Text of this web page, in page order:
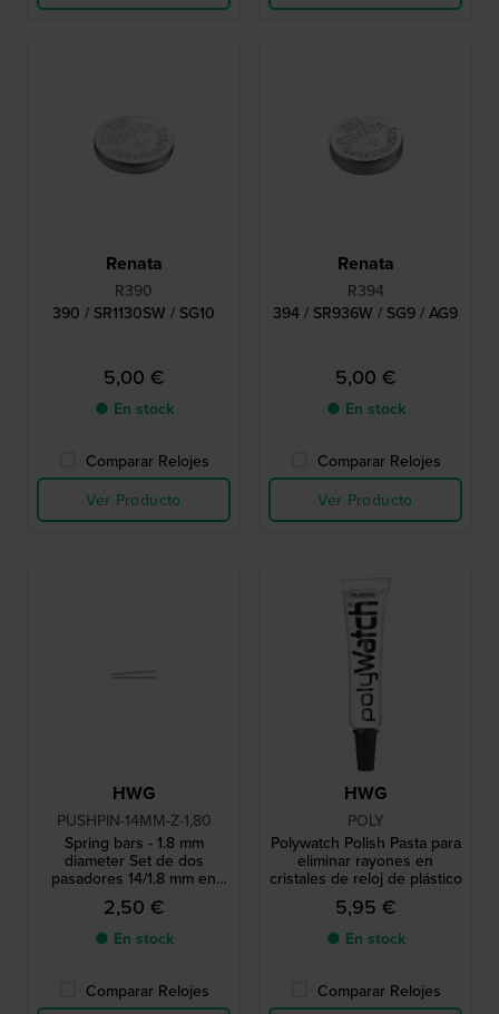
Renata
R390
390 / SR1130SW / SG10
5,00 €
● En stock
Comparar Relojes
Ver Producto
Renata
R394
394 / SR936W / SG9 / AG9
5,00 €
● En stock
Comparar Relojes
Ver Producto
HWG
PUSHPIN-14MM-Z-1,80
Spring bars - 1.8 mm
diameter Set de dos
pasadores 14/1.8 mm en
tono plateado
2,50 €
● En stock
Comparar Relojes
HWG
POLY
Polywatch Polish Pasta para
eliminar rayones en
cristales de reloj de plástico
5,95 €
● En stock
Comparar Relojes